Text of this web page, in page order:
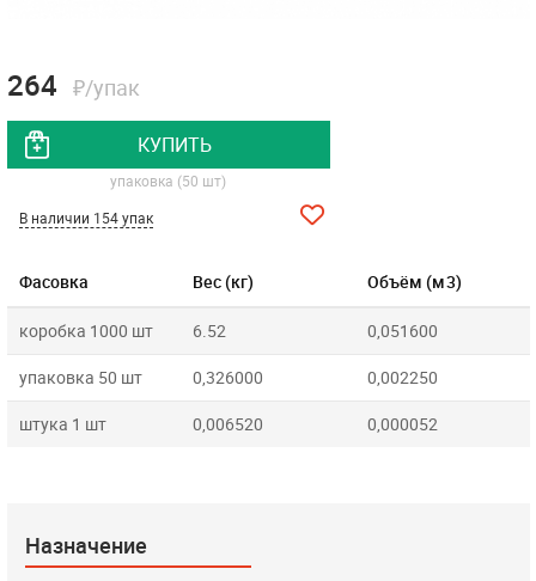
Фасовка Вес (кг) Объём (м3)
коробка 1000 шт 6.52 0,051600
упаковка 50 шт 0,326000 0,002250
штука 1 шт 0,006520 0,000052
264 ₽/упак
КУПИТЬ
упаковка (50 шт)
В наличии 154 упак
Назначение